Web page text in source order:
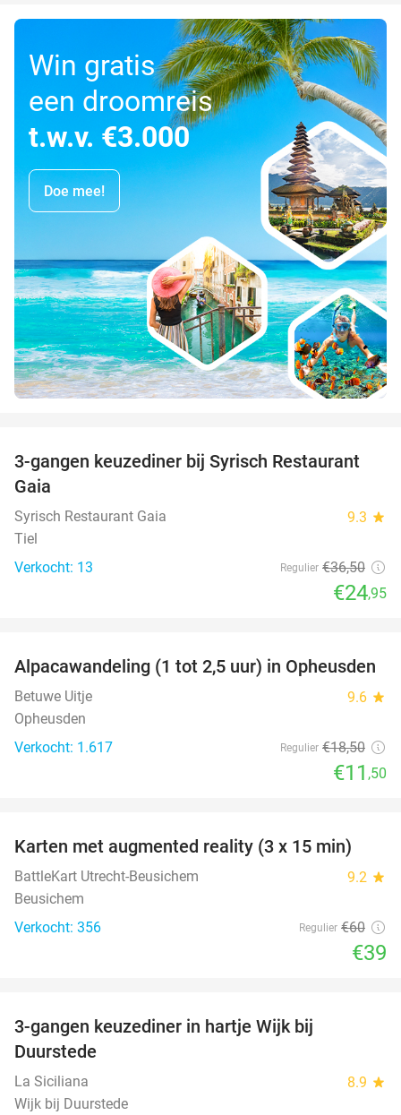
Win gratis
een droomreis
t.w.v. €3.000
Doe mee!
32%
3-gangen keuzediner bij Syrisch Restaurant
Gaia
Syrisch Restaurant Gaia 9.3 star
Tiel
Verkocht: 13
Regulier €36,50
€24,95
38%
Alpacawandeling (1 tot 2,5 uur) in Opheusden
Betuwe Uitje 9.6 star
Opheusden
Verkocht: 1.617
Regulier €18,50
€11 ,50
35%
Karten met augmented reality (3 x 15 min)
BattleKart Utrecht-Beusichem 9.2 star
Beusichem
Verkocht: 356
Regulier €60
€39
3-gangen keuzediner in hartje Wijk bij
Duurstede
La Siciliana 8.9 star
Wijk bij Duurstede